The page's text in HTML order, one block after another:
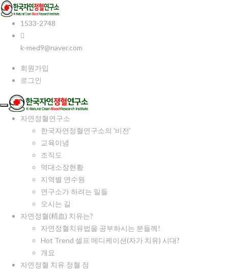
1533-2748
k-med9@naver.com
회원가입
로그인
자연정혈연구소
한국자연정혈연구소의 '비전'
교육이념
조직도
역대소장현황
지역별 연수원
연구소가 하려는 일들
오시는 길
자연정혈(精血) 치유는?
자연정혈치유법을 공부하시는 분들께!
Hot Trend 셀프 메디케이션(자가 치유) 시대?
개요
자연정혈 치유 정혈 점